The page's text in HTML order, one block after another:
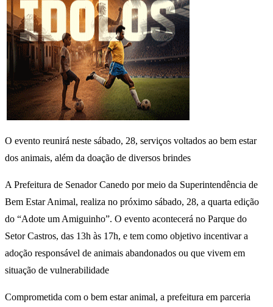
O evento reunirá neste sábado, 28, serviços voltados ao bem estar
dos animais, além da doação de diversos brindes
A Prefeitura de Senador Canedo por meio da Superintendência de
Bem Estar Animal, realiza no próximo sábado, 28, a quarta edição
do “Adote um Amiguinho”. O evento acontecerá no Parque do
Setor Castros, das 13h às 17h, e tem como objetivo incentivar a
adoção responsável de animais abandonados ou que vivem em
situação de vulnerabilidade
Comprometida com o bem estar animal, a prefeitura em parceria